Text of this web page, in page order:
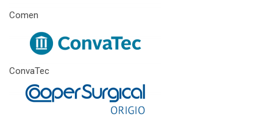
Comen
ConvaTec